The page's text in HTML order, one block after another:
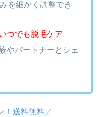
を細かく調整でき
いつでも脱毛ケア
やパートナーとシェ
！送料無料／